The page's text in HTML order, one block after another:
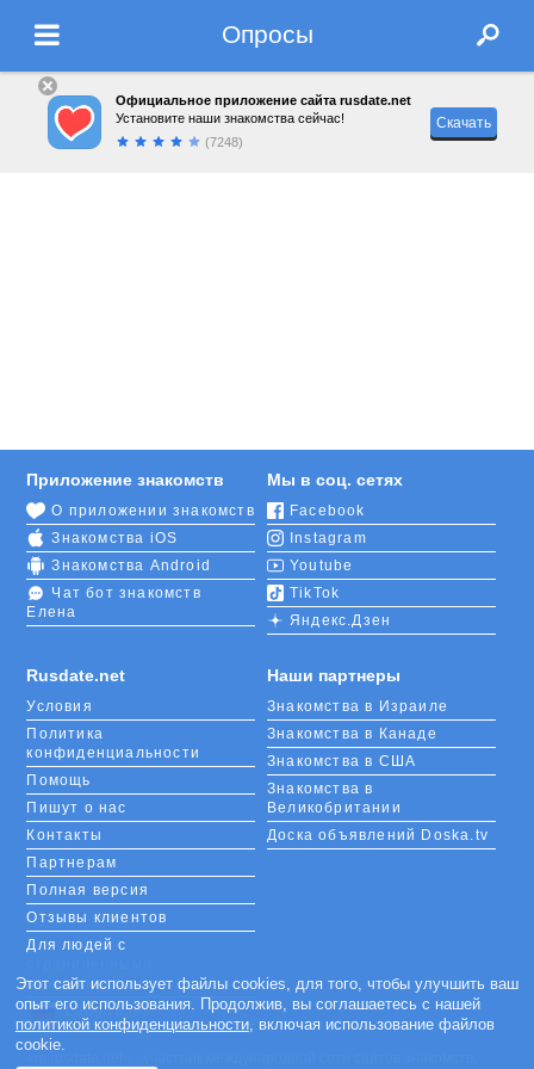
Опросы
Официальное приложение сайта rusdate.net
Установите наши знакомства сейчас!
(7248)
Скачать
Rusdate.net
Условия
Политика
конфиденциальности
Помощь
Пишут о нас
Контакты
Партнерам
Полная версия
Отзывы клиентов
Для людей с
возможностями
Languages
Приложение знакомств
О приложении знакомств
Знакомства iOS
Знакомства Android
Чат бот знакомств
Елена
Мы в соц. сетях
Facebook
Instagram
Youtube
TikTok
Яндекс.Дзен
Наши партнеры
Знакомства в Израиле
Знакомства в Канаде
Знакомства в США
Знакомства в
Великобритании
Доска объявлений Doska.tv
Этот сайт использует файлы cookies, для того, чтобы улучшить ваш
опыт его использования. Продолжив, вы соглашаетесь с нашей
политикой конфиденциальности, включая использование файлов
cookie.